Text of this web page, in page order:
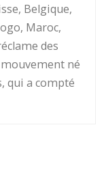
Belgique,
Maroc,
des
mouvement né
qui a compté